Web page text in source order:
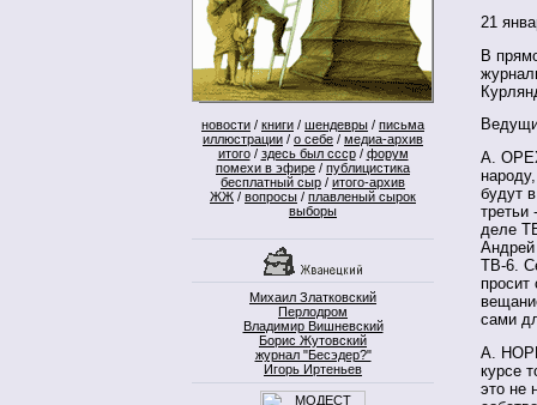
новости / книги / шендевры / письма
иллюстрации / о себе / медиа-архив
итого/ здесь был ссср/ форум
помехи в эфире / публицистика
бесплатный сыр / итого-архив
ЖЖ / вопросы / плавленый сырок
выборы
Михаил Златковский
Перлодром
Владимир Вишневский
Борис Жутовский
журнал "Бесэдер?"
Игорь Иртеньев
21
В
А.
будут
деле
ТВ-6.
просит
сами
А.
курсе
это не